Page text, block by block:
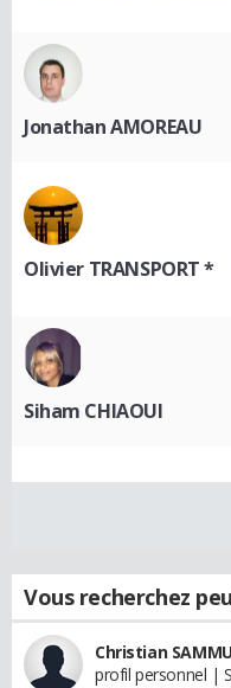
Jonathan AMOREAU
Olivier TRANSPORT *
Siham CHIAOUI
Vous recherchez
Christian
profil personnel |